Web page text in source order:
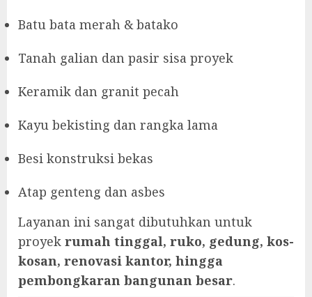
Batu bata merah & batako
Tanah galian dan pasir sisa proyek
Keramik dan granit pecah
Kayu bekisting dan rangka lama
Besi konstruksi bekas
Atap genteng dan asbes
Layanan ini sangat dibutuhkan untuk
proyek rumah tinggal, ruko, gedung, kos-
kosan, renovasi kantor, hingga
pembongkaran bangunan besar.